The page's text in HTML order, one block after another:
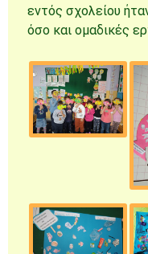
εντός σχολείου
όσο και ομαδικές